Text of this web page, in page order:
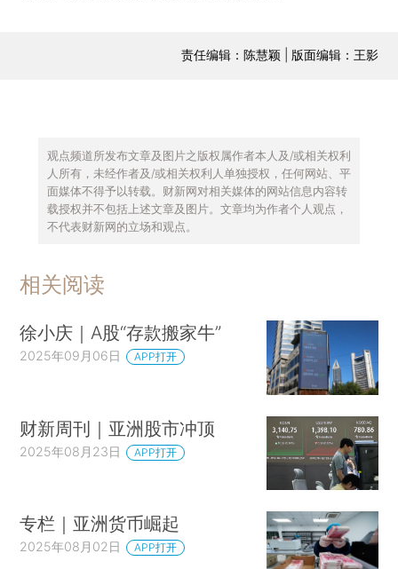
责任编辑：陈慧颖 | 版面编辑：王影
观点频道所发布文章及图片之版权属作者本人及/或相关权利
人所有，未经作者及/或相关权利人单独授权，任何网站、平
面媒体不得予以转载。财新网对相关媒体的网站信息内容转
载授权并不包括上述文章及图片。文章均为作者个人观点，
不代表财新网的立场和观点。
相关阅读
徐小庆｜A股“存款搬家牛”
2025年09月06日 APP打开
财新周刊｜亚洲股市冲顶
2025年08月23日 APP打开
专栏｜亚洲货币崛起
2025年08月02日 APP打开